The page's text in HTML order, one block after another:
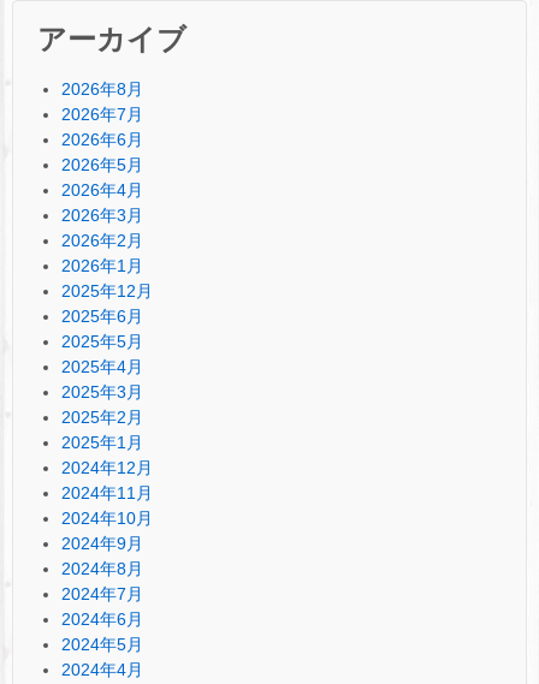
アーカイブ
2026年8月
2026年7月
2026年6月
2026年5月
2026年4月
2026年3月
2026年2月
2026年1月
2025年12月
2025年6月
2025年5月
2025年4月
2025年3月
2025年2月
2025年1月
2024年12月
2024年11月
2024年10月
2024年9月
2024年8月
2024年7月
2024年6月
2024年5月
2024年4月